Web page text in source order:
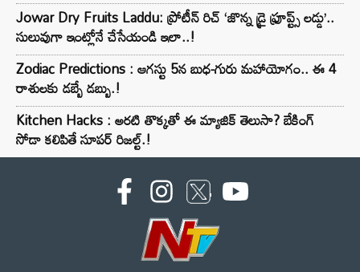
Jowar Dry Fruits Laddu: ప్రోటీన్ రిచ్ ‘జొన్న డ్రై ఫ్రూప్ట్స్ లడ్డు’..
సులువుగా ఇంట్లోనే చేసేయండి ఇలా..!
Zodiac Predictions : ఆగస్టు 5న బుధ-గురు మహాయోగం.. ఈ 4
రాశులకు డబ్బే డబ్బు.!
Kitchen Hacks : అరటి తొక్కతో ఈ మ్యాజిక్ తెలుసా? బేకింగ్
సోడా కలిపితే సూపర్ రిజల్ట్.!